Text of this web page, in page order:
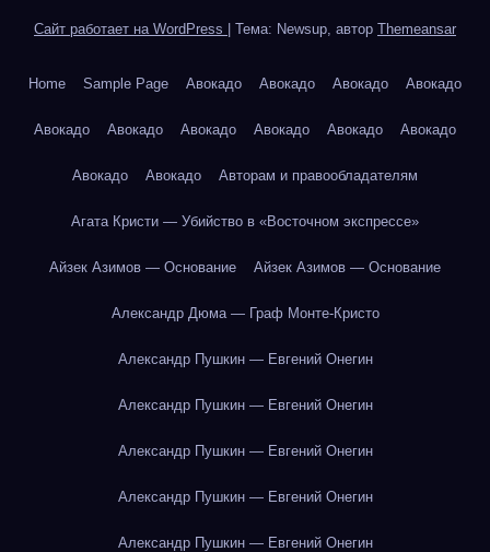
Сайт работает на WordPress Тема: Newsup, автор Themeansar
Home Sample Page Авокадо Авокадо Авокадо Авокадо
Авокадо Авокадо Авокадо Авокадо Авокадо Авокадо
Авокадо Авокадо Авторам и правообладателям
Агата Кристи — Убийство в «Восточном экспрессе»
Айзек Азимов — Основание Айзек Азимов — Основание
Александр Дюма — Граф Монте-Кристо
Александр Пушкин — Евгений Онегин
Александр Пушкин — Евгений Онегин
Александр Пушкин — Евгений Онегин
Александр Пушкин — Евгений Онегин
Александр Пушкин — Евгений Онегин